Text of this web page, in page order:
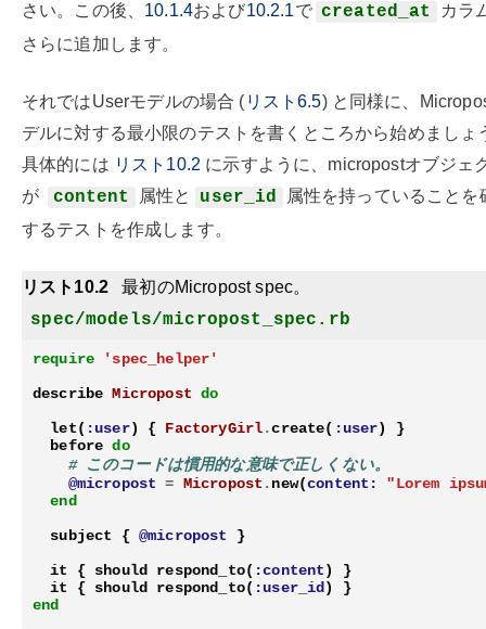
さい。この後、 10.1.4および10.2.1で created_at
カラ
さらに追加します。
それではUserモデルの場合 ( リスト6.5) と同様に、
デルに対する最小限のテストを書くところから始めましょ
具体的には リスト10.2 に示すように、micropostオブジェ
が
content 属性と user_id
属性を持っていることを
するテストを作成します。
リスト10.2 最初のMicropost spec。
spec/models/micropost_spec.rb
require
'spec_helper'
describe Micropost do
let( :user) { FactoryGirl.create( :user)
}
before do
# このコードは慣用的な意味で正しくない。
@micropost = Micropost .new(content:
"Lorem
end
subject
{ @micropost
}
it
{ should respond_to( :content)
}
it
{ should respond_to( :user_id )
}
end